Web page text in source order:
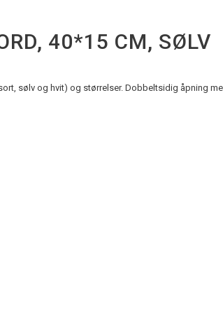
40*15 CM, SØLV
sølv og hvit) og størrelser. Dobbeltsidig åpning